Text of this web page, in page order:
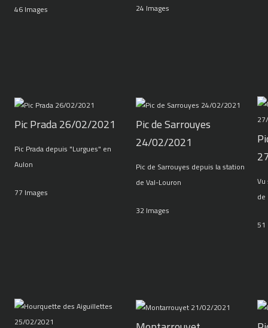
46 Images 24 Images
Pic Prada 26/02/2021
Pic Prada depuis "Lurgues" en
Aulon
77 Images
Pic de Sarrouyes
24/02/2021
Pic de Sarrouyes depuis la station
de Val-Louron
32 Images
51